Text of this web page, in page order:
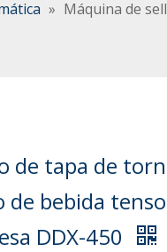
» Máquina de
de tapa de
bebida
DDX-450